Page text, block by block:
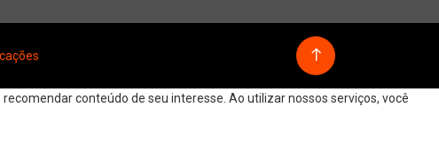
conteúdo de seu interesse. Ao utilizar nossos serviços, você